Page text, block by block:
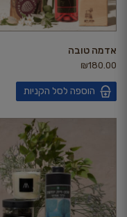
אדמה טובה
₪180.00
הוספה לסל הקניות